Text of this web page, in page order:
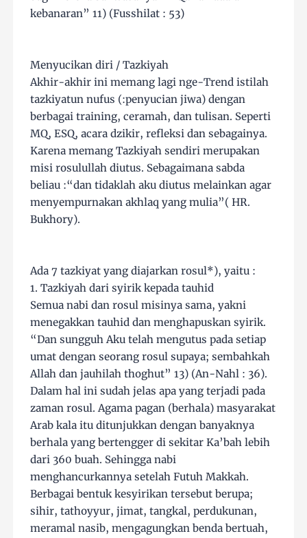
kebanaran” 11) (Fusshilat : 53)
Menyucikan diri / Tazkiyah
Akhir-akhir ini memang lagi nge-Trend istilah
tazkiyatun nufus (:penyucian jiwa) dengan
berbagai training, ceramah, dan tulisan. Seperti
MQ, ESQ, acara dzikir, refleksi dan sebagainya.
Karena memang Tazkiyah sendiri merupakan
misi rosulullah diutus. Sebagaimana sabda
beliau :“dan tidaklah aku diutus melainkan agar
menyempurnakan akhlaq yang mulia”( HR.
Bukhory).
Ada 7 tazkiyat yang diajarkan rosul*), yaitu :
1. Tazkiyah dari syirik kepada tauhid
Semua nabi dan rosul misinya sama, yakni
menegakkan tauhid dan menghapuskan syirik.
“Dan sungguh Aku telah mengutus pada setiap
umat dengan seorang rosul supaya; sembahkah
Allah dan jauhilah thoghut” 13) (An-Nahl : 36).
Dalam hal ini sudah jelas apa yang terjadi pada
zaman rosul. Agama pagan (berhala) masyarakat
Arab kala itu ditunjukkan dengan banyaknya
berhala yang bertengger di sekitar Ka’bah lebih
dari 360 buah. Sehingga nabi
menghancurkannya setelah Futuh Makkah.
Berbagai bentuk kesyirikan tersebut berupa;
sihir, tathoyyur, jimat, tangkal, perdukunan,
meramal nasib, mengagungkan benda bertuah,